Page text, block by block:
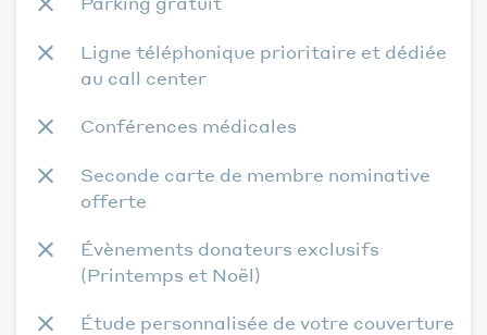
Ligne téléphonique prioritaire et dédiée
au call center
Conférences médicales
Seconde carte de membre nominative
offerte
Évènements donateurs exclusifs
(Printemps et Noël)
Étude personnalisée de votre couverture